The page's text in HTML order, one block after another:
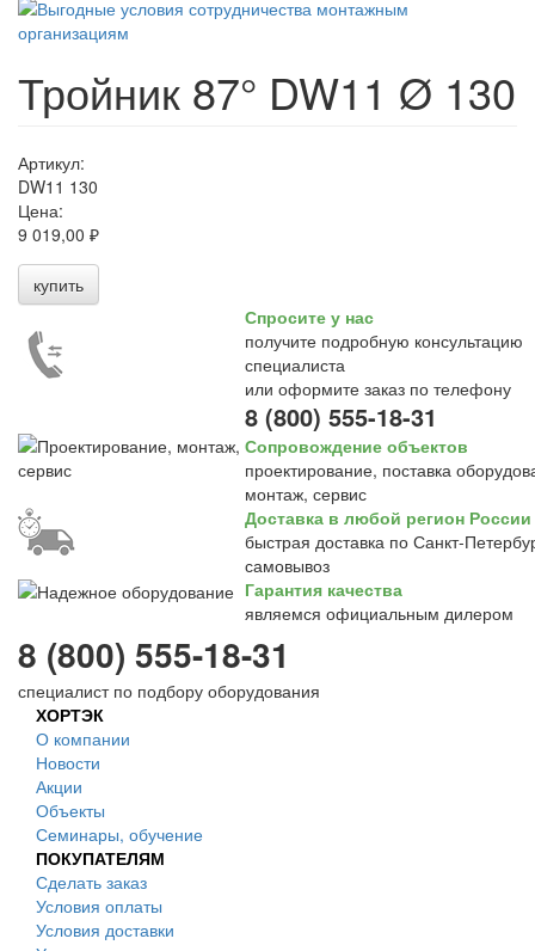
Тройник 87° DW11 Ø 130
Артикул:
DW11 130
Цена:
9 019,00 ₽
купить
Спросите у нас
получите подробную консультацию
специалиста
или оформите заказ по телефону
8 (800) 555-18-31
Сопровождение объектов
проектирование, поставка
монтаж, сервис
Доставка в любой регион России
быстрая доставка по Санкт-
самовывоз
Гарантия качества
являемся официальным дилером
8 (800) 555-18-31
специалист по подбору оборудования
ХОРТЭК
О компании
Новости
Акции
Объекты
Семинары, обучение
ПОКУПАТЕЛЯМ
Сделать заказ
Условия оплаты
Условия доставки